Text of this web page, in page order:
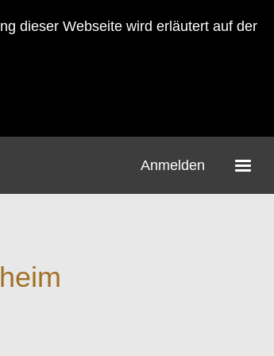
dieser Webseite wird erläutert auf der
Anmelden